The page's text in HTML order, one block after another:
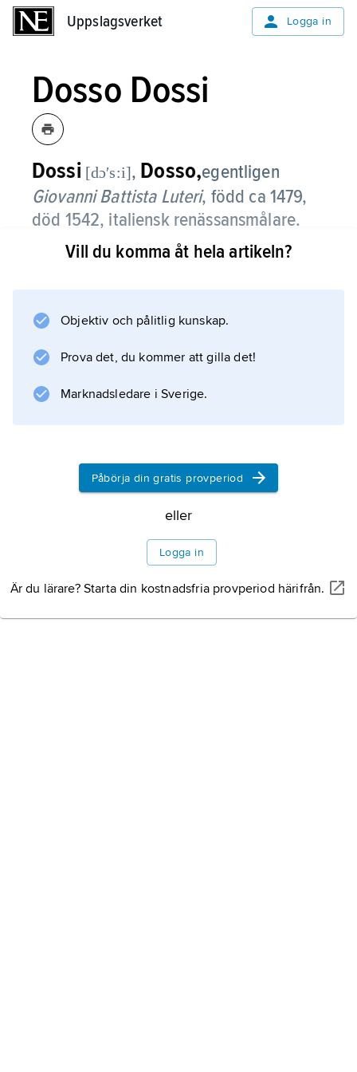
Uppslagsverket Logga in
Dosso Dossi
Dossi [dɔʹs:i], Dosso,egentligen
Giovanni Battista Luteri, född ca 1479,
död 1542, italiensk renässansmålare.
Dossi var främst verksam i Ferrara och
Battista Dossi (1490–ca 1548) arbetade han
bröderna knutna till hertigen av Ferrara.
Dossis verk kännetecknas av en starkt
romantisk stämning,
Information om artikeln
Vill du komma åt hela artikeln?
Objektiv och pålitlig kunskap.
Prova det, du kommer att gilla det!
Marknadsledare i Sverige.
Påbörja din gratis provperiod
eller
Logga in
Är du lärare? Starta din kostnadsfria provperiod härifrån.